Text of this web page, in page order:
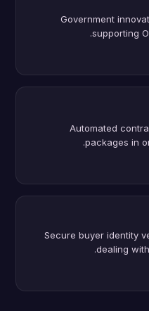
Government
supporting
Automated
packages in
Secure buyer identity
dealing